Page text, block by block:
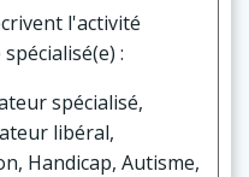
l'activité
:
spécialisé,
libéral,
Handicap, Autisme,